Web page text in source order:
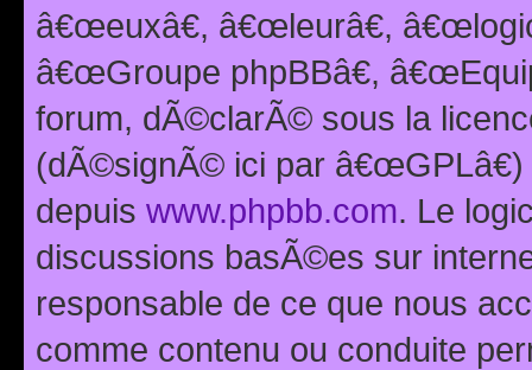
â€œeuxâ€, â€œleurâ€,
â€œGroupe phpBBâ€,
forum, dÃ©clarÃ© sous la
(dÃ©signÃ© ici par
depuis www.phpbb.com. Le
discussions basÃ©es sur
responsable de ce que nous
comme contenu ou conduite